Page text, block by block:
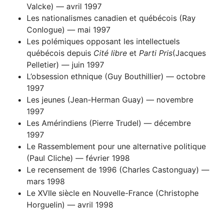
Valcke) — avril 1997
Les nationalismes canadien et québécois (Ray
Conlogue) — mai 1997
Les polémiques opposant les intellectuels
québécois depuis Cité libre et Parti Pris(Jacques
Pelletier) — juin 1997
L’obsession ethnique (Guy Bouthillier) — octobre
1997
Les jeunes (Jean-Herman Guay) — novembre
1997
Les Amérindiens (Pierre Trudel) — décembre
1997
Le Rassemblement pour une alternative politique
(Paul Cliche) — février 1998
Le recensement de 1996 (Charles Castonguay) —
mars 1998
Le XVIIe siècle en Nouvelle-France (Christophe
Horguelin) — avril 1998